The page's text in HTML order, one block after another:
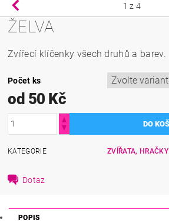
1 z 4
ŽELVA
Zvířecí klíčenky všech druhů a barev.
Počet ks
od 50 Kč
KATEGORIE ZVÍŘATA, HRAČKY
Dotaz
POPIS